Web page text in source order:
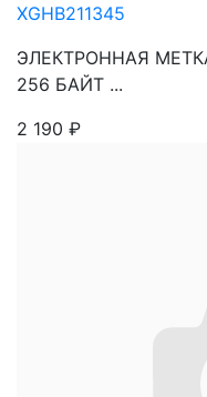
XGHB211345
ЭЛЕКТРОННАЯ
256 БАЙТ ...
2 190 ₽